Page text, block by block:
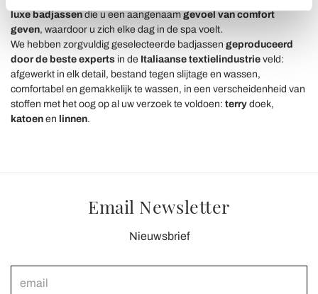
(impronte digitali).
Approfondisci come vengono elaborati i tuoi dati personali
e imposta le tue preferenze nellasezione dettagli. Puoi
modificare o ritirare il tuo consenso in qualsiasi momento
dalla Dichiarazione sui cookie.
Utilizziamo i cookie per personalizzare contenuti ed
informazioni sul modo in cui utilizza il nostro sito con i
pubblicità e social media, i quali potrebbero combinarle
raccolto dal suo utilizzo dei loro servizi.
luxe badjassen die u een aangenaam gevoel van comfort
geven, waardoor u zich elke dag in de spa voelt.
We hebben zorgvuldig geselecteerde badjassen geproduceerd
door de beste experts in de Italiaanse textielindustrie veld :
afgewerkt in elk detail, bestand tegen slijtage en wassen,
comfortabel en gemakkelijk te wassen, in een verscheidenheid van
stoffen met het oog op al uw verzoek te voldoen: terry doek,
katoen en linnen.
Email Newsletter
Nieuwsbrief